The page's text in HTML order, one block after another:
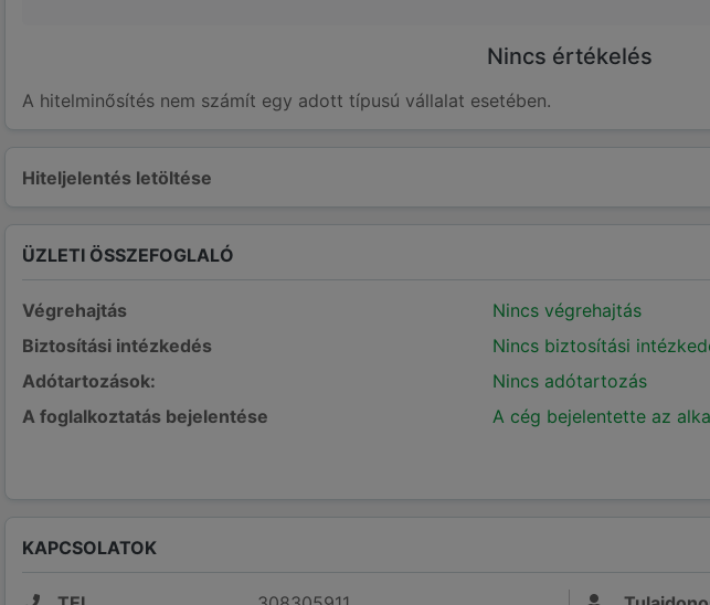
Hiteljelentés letöltése
Nincs értékelés
A hitelminősítés nem számít egy adott típusú vállalat esetében.
ÜZLETI ÖSSZEFOGLALÓ
Végrehajtás
Nincs végrehajtás
Biztosítási intézkedés
Nincs biztosítási
Adótartozások:
Nincs adótartozás
A foglalkoztatás bejelentése
A cég bejelentette az
KAPCSOLATOK